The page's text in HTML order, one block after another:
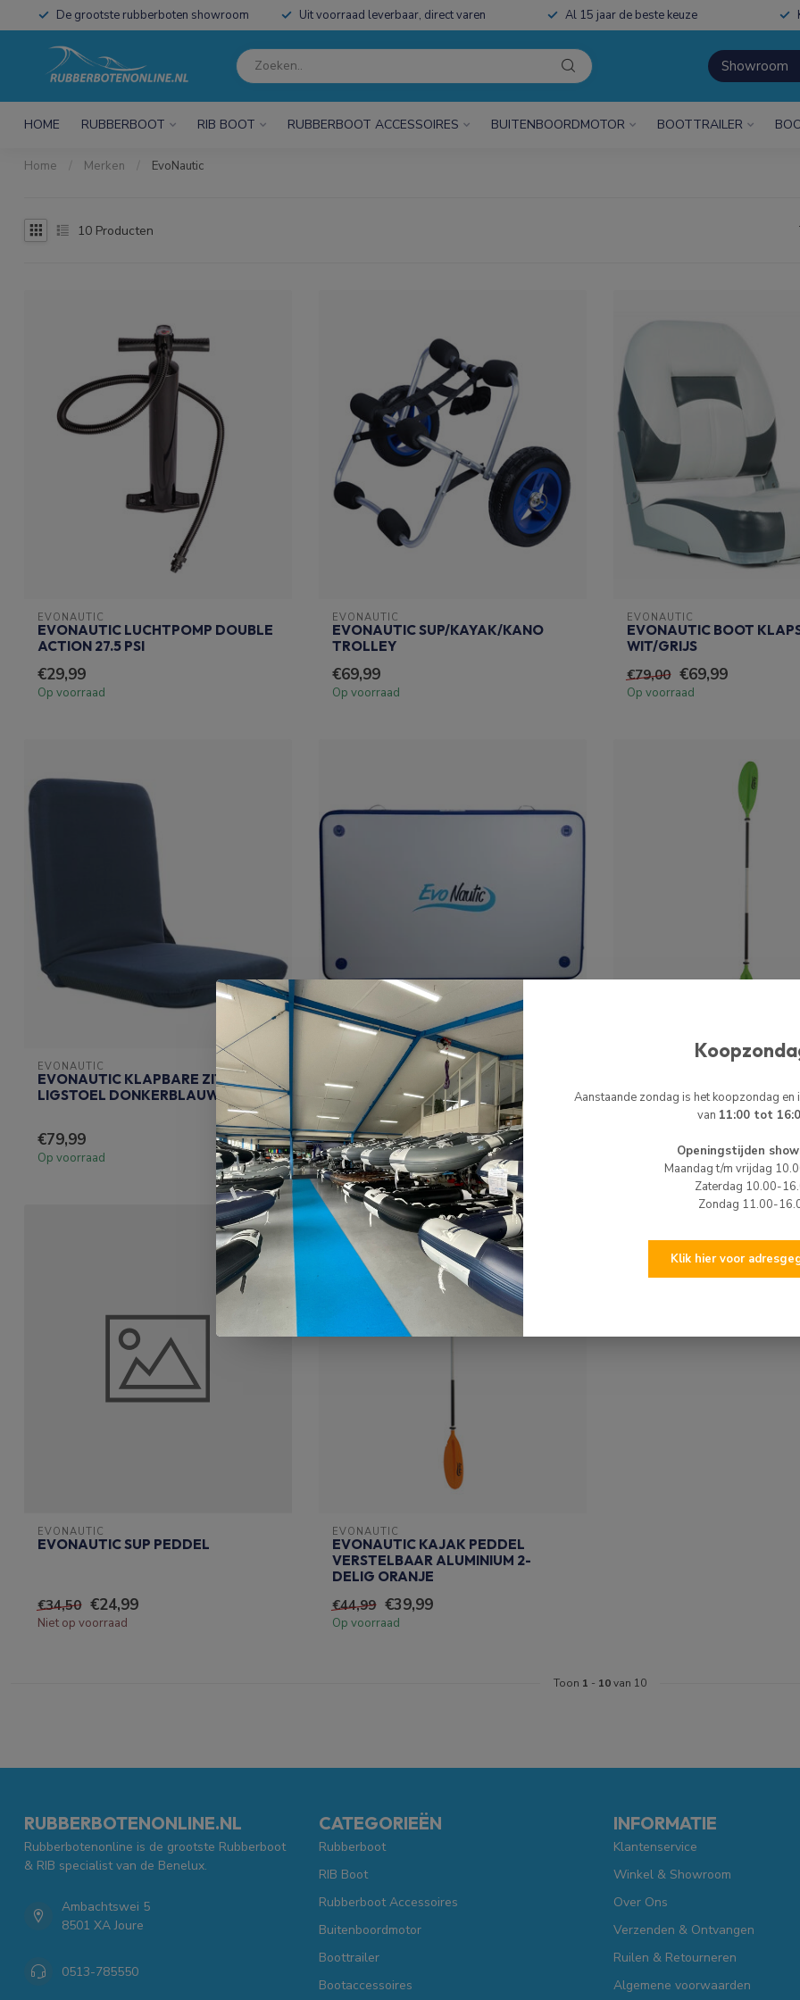
De grootste rubberboten showroom Uit voorraad leverbaar, direct varen Al 15 jaar de beste keuze
Showroom
HOME RUBBERBOOT RIB BOOT RUBBERBOOT ACCESSOIRES BUITENBOORDMOTOR BOOTTRAILER
Home / Merken / EvoNautic
10 Producten
EVONAUTIC
EVONAUTIC LUCHTPOMP DOUBLE
ACTION 27.5 PSI
€29,99
Op voorraad
EVONAUTIC
EVONAUTIC SUP/KAYAK/KANO
TROLLEY
€69,99
Op voorraad
EVONAUTIC
EVONAUTIC BOOT
WIT/GRIJS
€79,00 €69,99
Op voorraad
EVONAUTIC
EVONAUTIC KLAPBARE ZIT &
LIGSTOEL DONKERBLAUW
€79,99
Op voorraad
EVONAUTIC
EVONAUTIC OPBLAASBAAR
EILAND
€449,50 €349,00
Op voorraad
VERSTELBAAR
DELIG LIME
Op voorraad
EVONAUTIC
EVONAUTIC SUP PEDDEL
€34,50 €24,99
Niet op voorraad
EVONAUTIC
EVONAUTIC KAJAK PEDDEL
VERSTELBAAR ALUMINIUM 2-
DELIG ORANJE
€44,99 €39,99
Op voorraad
Toon 1 - 10van 10
RUBBERBOTENONLINE.NL
Rubberbotenonline is de grootste Rubberboot
& RIB specialist van de Benelux.
Ambachtswei 5
8501 XA Joure
0513-785550
CATEGORIEËN
Rubberboot
RIB Boot
Rubberboot Accessoires
Buitenboordmotor
Boottrailer
Bootaccessoires
INFORMATIE
Klantenservice
Winkel & Showroom
Over Ons
Verzenden & Ontvangen
Ruilen & Retourneren
Algemene voorwaarden
Aanstaande zondag is het koopzondag
van 11:00 tot
Openingstijden
Maandag t/m vrijdag
Zaterdag 10.00-
Zondag 11.00-
Klik hier voor